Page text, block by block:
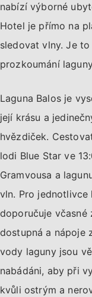
nabízí výborné
Hotel je přímo na
sledovat vlny. Je
prozkoumání
Laguna Balos je
její krásu a
hvězdiček.
lodi Blue Star ve
Gramvousa a
vln. Pro jednotlivce
doporučuje včasné
dostupná a nápoje
vody laguny jsou
nabádáni, aby při
kvůli ostrým a